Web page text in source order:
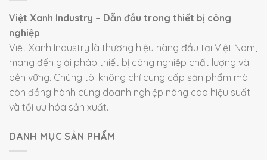
Việt Xanh Industry – Dẫn đầu trong thiết bị công
nghiệp
Việt Xanh Industry là thương hiệu hàng đầu tại Việt Nam,
mang đến giải pháp thiết bị công nghiệp chất lượng và
bền vững. Chúng tôi không chỉ cung cấp sản phẩm mà
còn đồng hành cùng doanh nghiệp nâng cao hiệu suất
và tối ưu hóa sản xuất.
DANH MỤC SẢN PHẨM